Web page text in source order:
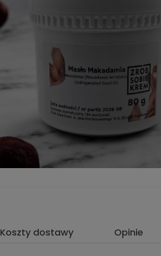
Koszty dostawy Opinie